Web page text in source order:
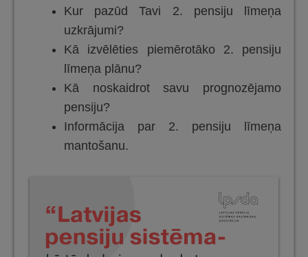
Kur pazūd Tavi 2. pensiju līmeņa
uzkrājumi?
Kā izvēlēties piemērotāko 2. pensiju
līmeņa plānu?
Kā noskaidrot savu prognozējamo
pensiju?
Informācija par 2. pensiju līmeņa
mantošanu.